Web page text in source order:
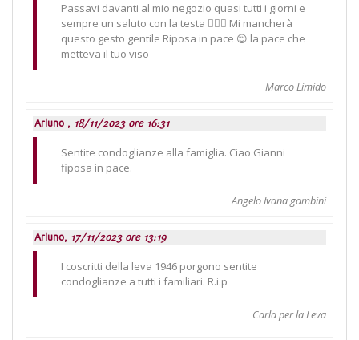
Passavi davanti al mio negozio quasi tutti i giorni e
sempre un saluto con la testa 🤷🏻‍♂️ Mi mancherà
questo gesto gentile Riposa in pace 😌 la pace che
metteva il tuo viso
Marco Limido
Arluno , 18/11/2023 ore 16:31
Sentite condoglianze alla famiglia. Ciao Gianni
fiposa in pace.
Angelo Ivana gambini
Arluno, 17/11/2023 ore 13:19
I coscritti della leva 1946 porgono sentite
condoglianze a tutti i familiari. R.i.p
Carla per la Leva